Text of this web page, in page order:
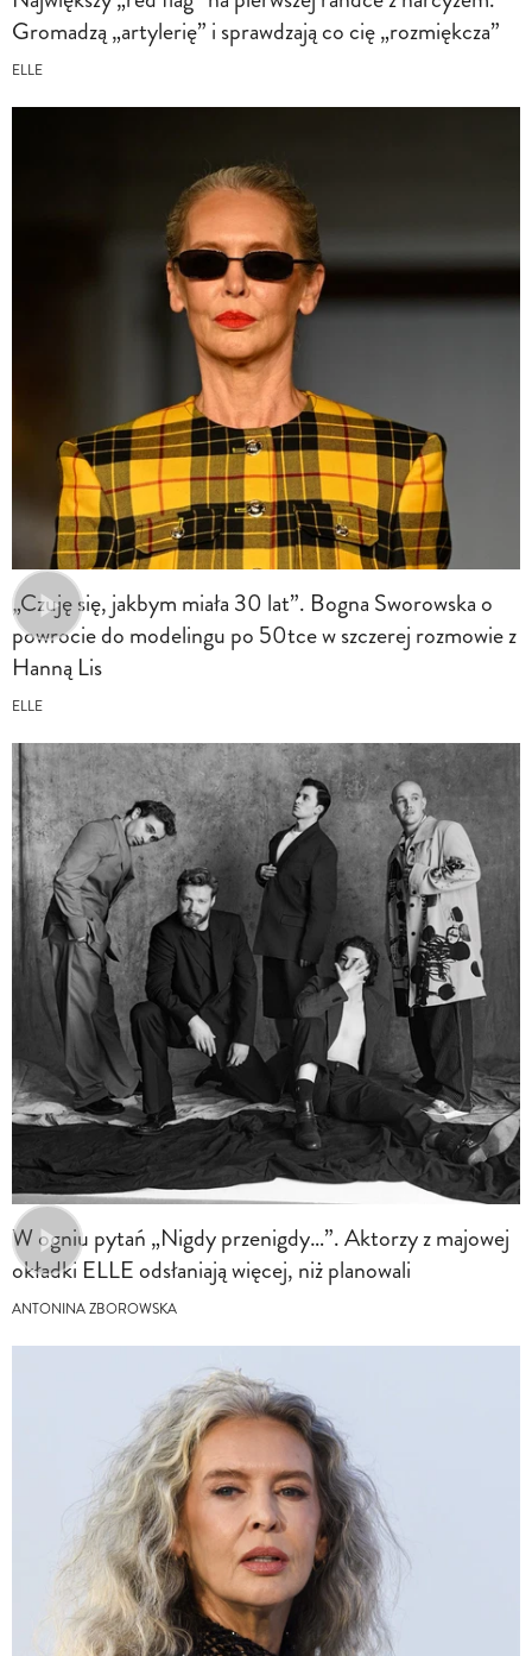
Gromadzą „artylerię” i sprawdzają co cię „rozmiękcza”
ELLE
„Czuję się, jakbym miała 30 lat”. Bogna Sworowska o
powrocie do modelingu po 50tce w szczerej rozmowie z
Hanną Lis
ELLE
W ogniu pytań „Nigdy przenigdy…”. Aktorzy z majowej
okładki ELLE odsłaniają więcej, niż planowali
ANTONINA ZBOROWSKA